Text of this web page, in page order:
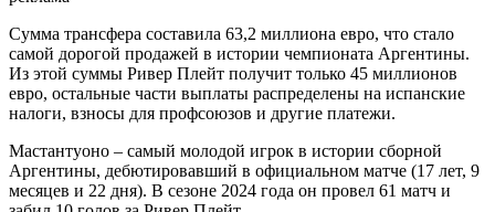
Сумма трансфера составила 63,2 миллиона евро, что стало
самой дорогой продажей в истории чемпионата Аргентины.
Из этой суммы Ривер Плейт получит только 45 миллионов
евро, остальные части выплаты распределены на испанские
налоги, взносы для профсоюзов и другие платежи.
Мастантуоно – самый молодой игрок в истории сборной
Аргентины, дебютировавший в официальном матче (17 лет, 9
месяцев и 22 дня). В сезоне 2024 года он провел 61 матч и